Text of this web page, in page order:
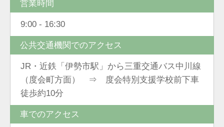
営業時間
9:00 - 16:30
公共交通機関でのアクセス
JR・近鉄「伊勢市駅」から三重交通バス中川線
（度会町方面） ⇒ 度会特別支援学校前下車
徒歩約10分
車でのアクセス